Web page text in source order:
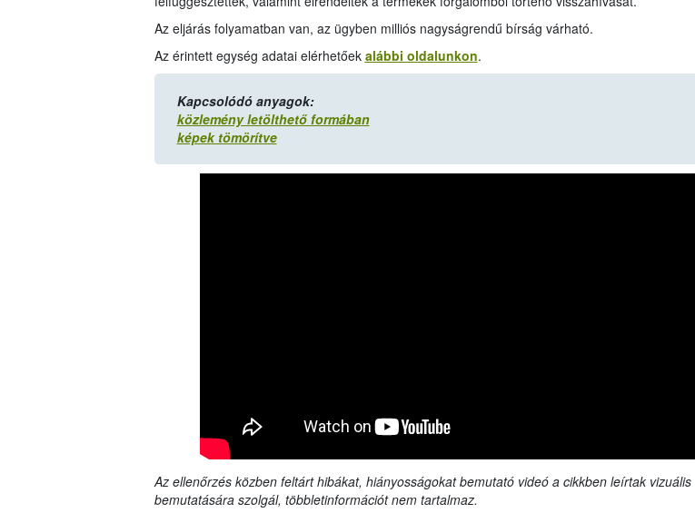
Az eljárás folyamatban van, az ügyben milliós nagyságrendű bírság várható.
Az érintett egység adatai elérhetőek alábbi oldalunkon.
Kapcsolódó anyagok:
közlemény letölthető formában
képek tömörítve
Az ellenőrzés közben feltárt hibákat, hiányosságokat bemutató videó a cikkben leírtak vizuális
bemutatására szolgál, többletinformációt nem tartalmaz.